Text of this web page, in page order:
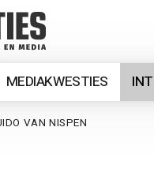
MEDIAKWESTIES
VAN NISPEN